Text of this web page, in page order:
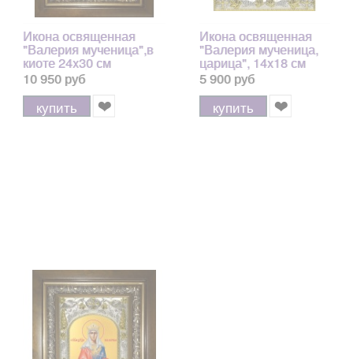
Икона освященная
"Валерия мученица",в
киоте 24x30 см
10 950 руб
купить
Икона освященная
"Валерия мученица,
царица", 14x18 см
5 900 руб
купить